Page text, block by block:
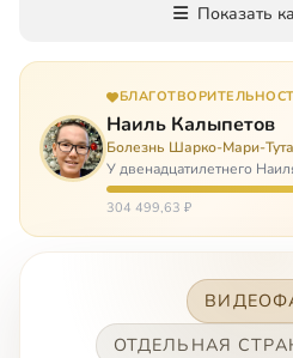
Показать
Наиль Калыпетов
Болезнь Шарко-Мари-Тута
У двенадцатилетнего
проблемы. Он болен
перед ним множество
304 499,63 ₽
ОТДЕЛЬНАЯ